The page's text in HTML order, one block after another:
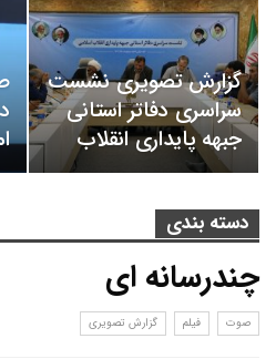
گزارش تصویری نشست
سراسری دفاتر استانی
جبهه پایداری انقلاب
اسلامی
دسته بندی
چندرسانه ای
صوت فیلم گزارش تصویری